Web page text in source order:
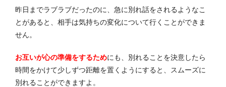
昨日までラブラブだったのに、急に別れ話をされるようなこ
とがあると、相手は気持ちの変化について行くことができま
せん。
お互いが心の準備をするためにも、別れることを決意したら
時間をかけて少しずつ距離を置くようにすると、スムーズに
別れることができますよ。